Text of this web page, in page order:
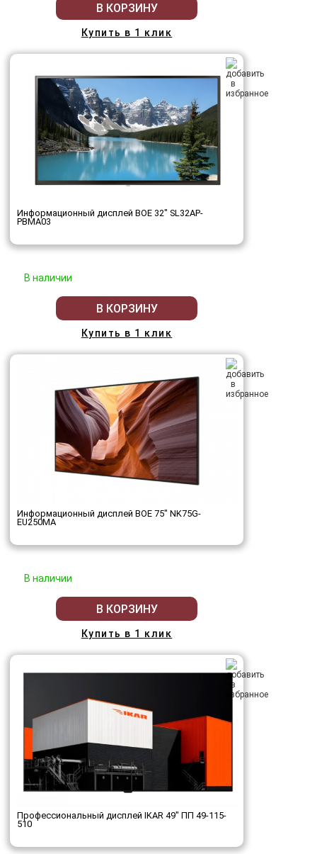
В КОРЗИНУ
Купить в 1 клик
Информационный дисплей BOE 32" SL32AP-
PBMA03
В наличии
В КОРЗИНУ
Купить в 1 клик
Информационный дисплей BOE 75" NK75G-
EU250MA
В наличии
В КОРЗИНУ
Купить в 1 клик
Профессиональный дисплей IKAR 49" ПП 49-115-
510